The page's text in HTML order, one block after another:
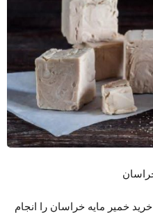
خمیر مایه خراسان را انجام